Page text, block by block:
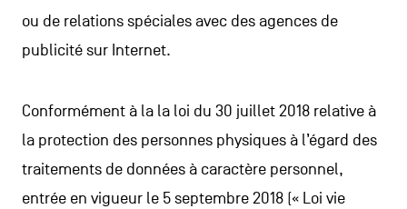
ou de relations spéciales avec des agences de
publicité sur Internet.
Conformément à la la loi du 30 juillet 2018 relative à
la protection des personnes physiques à l’égard des
traitements de données à caractère personnel,
entrée en vigueur le 5 septembre 2018 (« Loi vie